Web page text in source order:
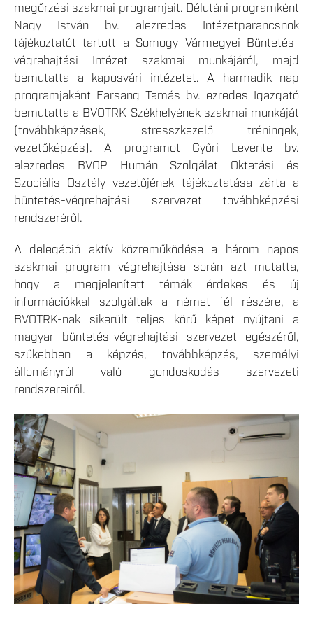
megőrzési szakmai programjait. Délutáni programként
Nagy István bv. alezredes Intézetparancsnok
tájékoztatót tartott a Somogy Vármegyei Büntetés-
végrehajtási Intézet szakmai munkájáról, majd
bemutatta a kaposvári intézetet. A harmadik nap
programjaként Farsang Tamás bv. ezredes Igazgató
bemutatta a BVOTRK Székhelyének szakmai munkáját
(továbbképzések, stresszkezelő tréningek,
vezetőképzés). A programot Győri Levente bv.
alezredes BVOP Humán Szolgálat Oktatási és
Szociális Osztály vezetőjének tájékoztatása zárta a
büntetés-végrehajtási szervezet továbbképzési
rendszeréről.
A delegáció aktív közreműködése a három napos
szakmai program végrehajtása során azt mutatta,
hogy a megjelenített témák érdekes és új
információkkal szolgáltak a német fél részére, a
BVOTRK-nak sikerült teljes körű képet nyújtani a
magyar büntetés-végrehajtási szervezet egészéről,
szűkebben a képzés, továbbképzés, személyi
állományról való gondoskodás szervezeti
rendszereiről.